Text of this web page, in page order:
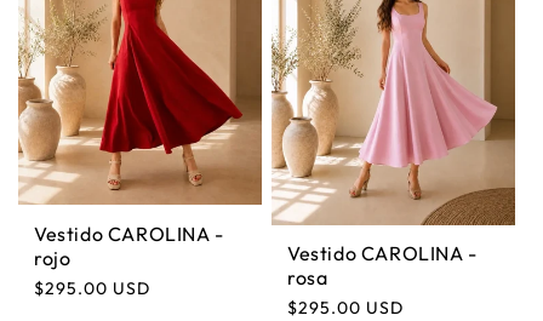
Vestido CAROLINA -
rojo
Precio habitual
$295.00 USD
Vestido CAROLINA -
rosa
Precio habitual
$295.00 USD